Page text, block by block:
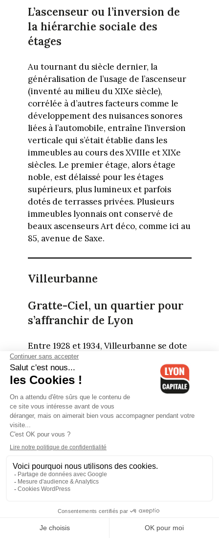
L’ascenseur ou l’inversion de
la hiérarchie sociale des
étages
Au tournant du siècle dernier, la
généralisation de l’usage de l’ascenseur
(inventé au milieu du XIXe siècle),
corrélée à d’autres facteurs comme le
développement des nuisances sonores
liées à l’automobile, entraîne l’inversion
verticale qui s’était établie dans les
immeubles au cours des XVIIIe et XIXe
siècles. Le premier étage, alors étage
noble, est délaissé pour les étages
supérieurs, plus lumineux et parfois
dotés de terrasses privées. Plusieurs
immeubles lyonnais ont conservé de
beaux ascenseurs Art déco, comme ici au
85, avenue de Saxe.
Villeurbanne
Gratte-Ciel, un quartier pour
s’affranchir de Lyon
Entre 1928 et 1934, Villeurbanne se dote
d’un centre urbain étonnant de
modernité. Ce projet, à la fois
architectural, social, hygiéniste et
politique, est dû au maire de l’époque,
Lazare Goujon. Élu en 1924, il fait alors
face à des enjeux d’urbanisme
importants.